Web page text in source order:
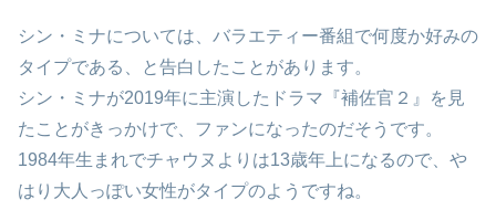
シン・ミナについては、バラエティー番組で何度か好みの
タイプである、と告白したことがあります。
シン・ミナが2019年に主演したドラマ『補佐官２』を見
たことがきっかけで、ファンになったのだそうです。
1984年生まれでチャウヌよりは13歳年上になるので、や
はり大人っぽい女性がタイプのようですね。